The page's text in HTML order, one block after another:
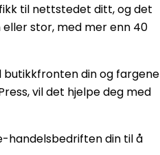
til nettstedet ditt, og det
stor, med mer enn 40
din og fargene
vil det hjelpe deg med
handelsbedriften din til å